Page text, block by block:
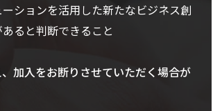
ションを活用した新たなビジネス創
ると判断できること
加入をお断りさせていただく場合が